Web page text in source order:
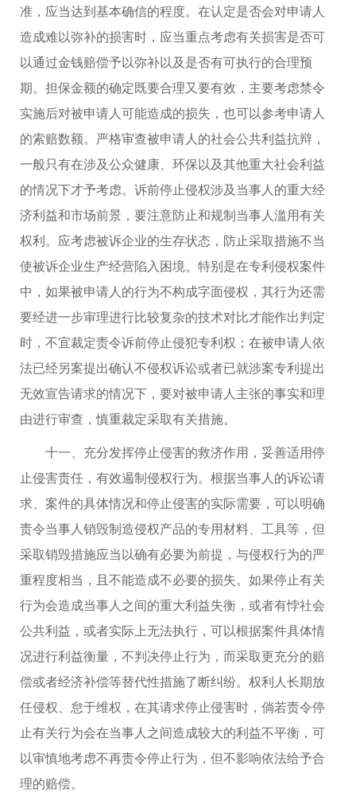
准，应当达到基本确信的程度。在认定是否会对申请人
造成难以弥补的损害时，应当重点考虑有关损害是否可
以通过金钱赔偿予以弥补以及是否有可执行的合理预
期。担保金额的确定既要合理又要有效，主要考虑禁令
实施后对被申请人可能造成的损失，也可以参考申请人
的索赔数额。严格审查被申请人的社会公共利益抗辩，
一般只有在涉及公众健康、环保以及其他重大社会利益
的情况下才予考虑。诉前停止侵权涉及当事人的重大经
济利益和市场前景，要注意防止和规制当事人滥用有关
权利。应考虑被诉企业的生存状态，防止采取措施不当
使被诉企业生产经营陷入困境。特别是在专利侵权案件
中，如果被申请人的行为不构成字面侵权，其行为还需
要经进一步审理进行比较复杂的技术对比才能作出判定
时，不宜裁定责令诉前停止侵犯专利权；在被申请人依
法已经另案提出确认不侵权诉讼或者已就涉案专利提出
无效宣告请求的情况下，要对被申请人主张的事实和理
由进行审查，慎重裁定采取有关措施。
十一、充分发挥停止侵害的救济作用，妥善适用停
止侵害责任，有效遏制侵权行为。根据当事人的诉讼请
求、案件的具体情况和停止侵害的实际需要，可以明确
责令当事人销毁制造侵权产品的专用材料、工具等，但
采取销毁措施应当以确有必要为前提，与侵权行为的严
重程度相当，且不能造成不必要的损失。如果停止有关
行为会造成当事人之间的重大利益失衡，或者有悖社会
公共利益，或者实际上无法执行，可以根据案件具体情
况进行利益衡量，不判决停止行为，而采取更充分的赔
偿或者经济补偿等替代性措施了断纠纷。权利人长期放
任侵权、怠于维权，在其请求停止侵害时，倘若责令停
止有关行为会在当事人之间造成较大的利益不平衡，可
以审慎地考虑不再责令停止行为，但不影响依法给予合
理的赔偿。